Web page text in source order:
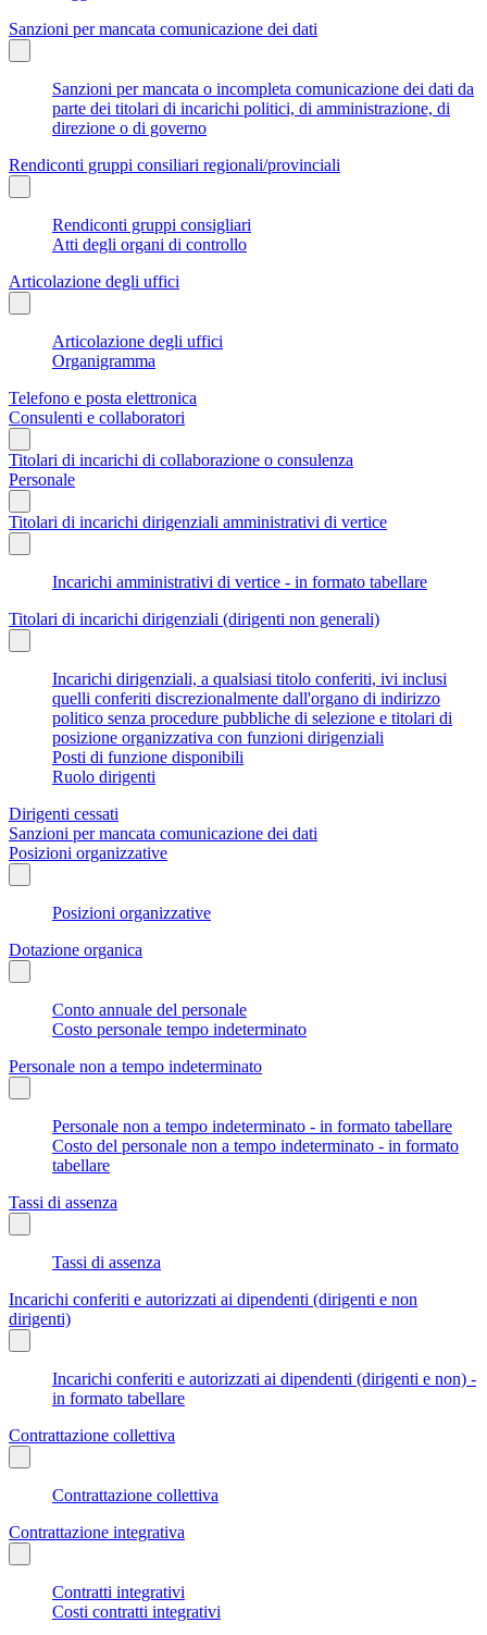
Sanzioni per mancata comunicazione dei dati
Sanzioni per mancata o incompleta comunicazione dei dati da
parte dei titolari di incarichi politici, di amministrazione, di
direzione o di governo
Rendiconti gruppi consiliari regionali/provinciali
Rendiconti gruppi consigliari
Atti degli organi di controllo
Articolazione degli uffici
Articolazione degli uffici
Organigramma
Telefono e posta elettronica
Consulenti e collaboratori
Titolari di incarichi di collaborazione o consulenza
Personale
Titolari di incarichi dirigenziali amministrativi di vertice
Incarichi amministrativi di vertice - in formato tabellare
Titolari di incarichi dirigenziali (dirigenti non generali)
Incarichi dirigenziali, a qualsiasi titolo conferiti, ivi inclusi
quelli conferiti discrezionalmente dall'organo di indirizzo
politico senza procedure pubbliche di selezione e titolari di
posizione organizzativa con funzioni dirigenziali
Posti di funzione disponibili
Ruolo dirigenti
Dirigenti cessati
Sanzioni per mancata comunicazione dei dati
Posizioni organizzative
Posizioni organizzative
Dotazione organica
Conto annuale del personale
Costo personale tempo indeterminato
Personale non a tempo indeterminato
Personale non a tempo indeterminato - in formato tabellare
Costo del personale non a tempo indeterminato - in formato
tabellare
Tassi di assenza
Tassi di assenza
Incarichi conferiti e autorizzati ai dipendenti (dirigenti e non
dirigenti)
Incarichi conferiti e autorizzati ai dipendenti (dirigenti e non) -
in formato tabellare
Contrattazione collettiva
Contrattazione collettiva
Contrattazione integrativa
Contratti integrativi
Costi contratti integrativi